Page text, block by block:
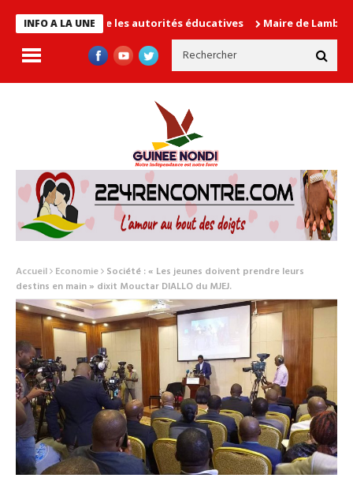
INFO A LA UNE
en cause les autorités éducatives Maire de Lambanyi : Baba
Accueil Economie Société : « Les jeunes doivent prendre leurs
destins en main » dixit Mouctar DIALLO du MJEJ.